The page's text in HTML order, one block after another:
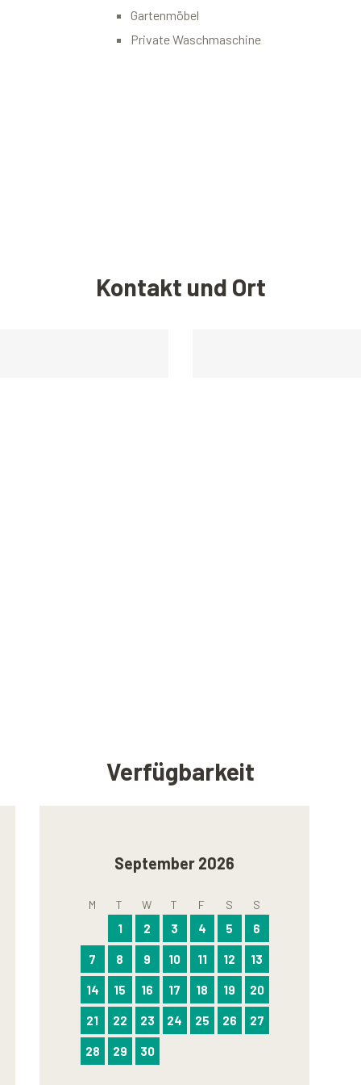
Gartenmöbel
Private Waschmaschine
Kontakt und Ort
Verfügbarkeit
September 2026
M T W T F S S
1 2 3 4 5 6
7 8 9 10 11 12 13
14 15 16 17 18 19 20
21 22 23 24 25 26 27
28 29 30